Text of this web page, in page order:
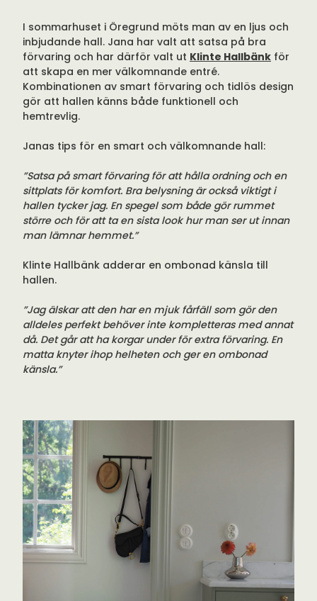
I sommarhuset i Öregrund möts man av en ljus och
inbjudande hall. Jana har valt att satsa på bra
förvaring och har därför valt ut Klinte Hallbänk för
att skapa en mer välkomnande entré.
Kombinationen av smart förvaring och tidlös design
gör att hallen känns både funktionell och
hemtrevlig.
Janas tips för en smart och välkomnande hall:
”Satsa på smart förvaring för att hålla ordning och en
sittplats för komfort. Bra belysning är också viktigt i
hallen tycker jag. En spegel som både gör rummet
större och för att ta en sista look hur man ser ut innan
man lämnar hemmet.”
Klinte Hallbänk adderar en ombonad känsla till
hallen.
”Jag älskar att den har en mjuk fårfäll som gör den
alldeles perfekt behöver inte kompletteras med annat
då. Det går att ha korgar under för extra förvaring. En
matta knyter ihop helheten och ger en ombonad
känsla.”